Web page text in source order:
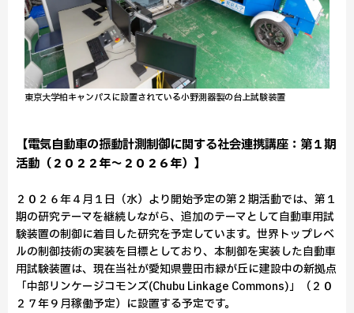
東京大学柏キャンパスに設置されている小野測器製の台上試験装置
【電気自動車の振動計測制御に関する社会連携講座：第１期
活動（２０２２年～２０２６年）】
２０２６年４月１日（水）より開始予定の第２期活動では、第１
期の研究テーマを継続しながら、追加のテーマとして自動車用試
験装置の制御に着目した研究を予定しています。世界トップレベ
ルの制御技術の実装を目標としており、本制御を実装した自動車
用試験装置は、現在当社が愛知県豊田市緑が丘に建設中の新拠点
「中部リンケージコモンズ(Chubu Linkage Commons)」（２０
２７年９月稼働予定）に設置する予定です。